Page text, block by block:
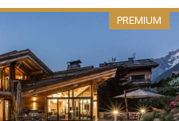
PREMIUM